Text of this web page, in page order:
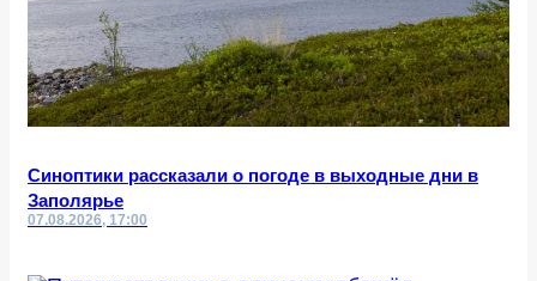
Синоптики рассказали о погоде в выходные дни в
Заполярье
07.08.2026, 17:00